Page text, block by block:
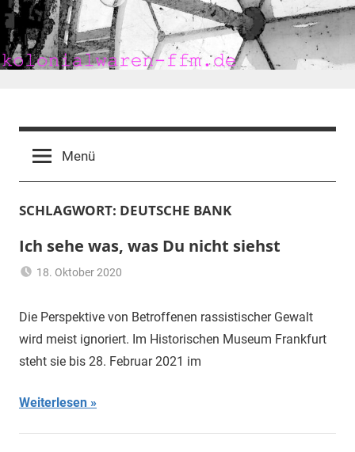
Zum
Inhalt
springen
kolonialwaren-
ffm.de
Menü
SCHLAGWORT: DEUTSCHE BANK
Ich sehe was, was Du nicht siehst
18. Oktober 2020
Frankfurt
Kolonialismus,
Migration,
Die Perspektive von Betroffenen rassistischer Gewalt
wird meist ignoriert. Im Historischen Museum Frankfurt
steht sie bis 28. Februar 2021 im
Weiterlesen